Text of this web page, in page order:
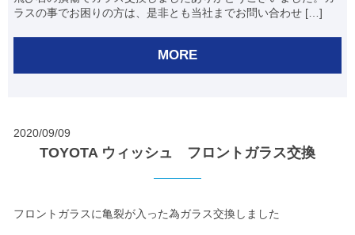
ラスの事でお困りの方は、是非とも当社までお問い合わせ […]
MORE
2020/09/09
TOYOTA ウィッシュ フロントガラス交換
フロントガラスに亀裂が入った為ガラス交換しました